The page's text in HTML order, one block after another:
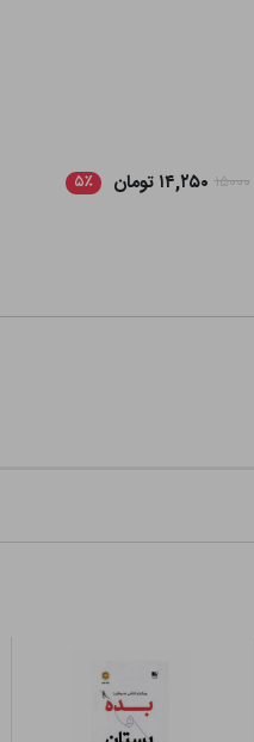
۱۵۰۰۰ ۱۴,۲۵۰ تومان ۵٪